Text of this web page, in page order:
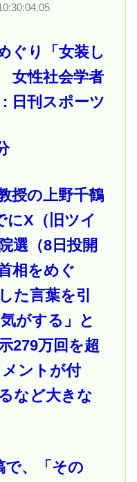
ぐり「女装し
女性社会学者
日刊スポーツ
授の上野千鶴
にX（旧ツイ
選（8日投開
相をめぐ
た言葉を引
がする」と
279万回を超
ントが付
など大きな
で、「その